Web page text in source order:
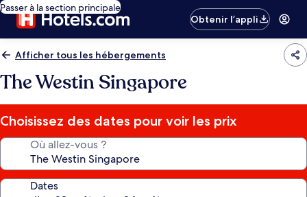
Passer à la section principale
Obtenir l’appli
Afficher tous les hébergements
The Westin Singapore
Choisissez des dates pour voir les prix
Où allez-vous ?
Dates